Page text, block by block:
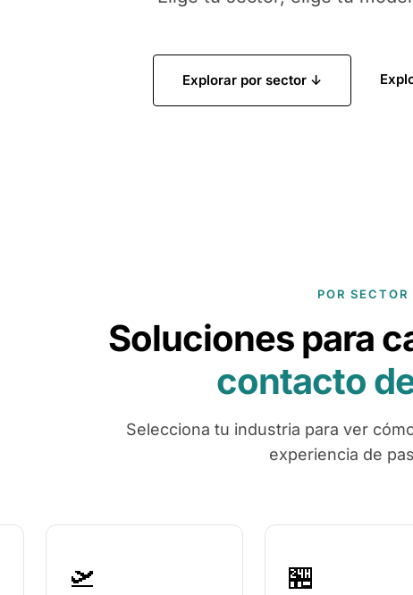
Explorar por sector ↓
POR SECTOR
Soluciones para
contacto
Selecciona tu industria para ver
experiencia de
🛫 🏪